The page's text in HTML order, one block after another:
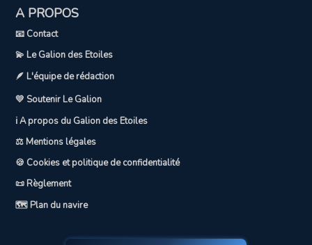
A PROPOS
📧 Contact
💫 Le Galion des Etoiles
🪶 L'équipe de rédaction
💛 Soutenir Le Galion
ℹ️ A propos du Galion des Etoiles
⚖️ Mentions légales
🍪 Cookies et politique de confidentialité
📜 Règlement
🗺️ Plan du navire